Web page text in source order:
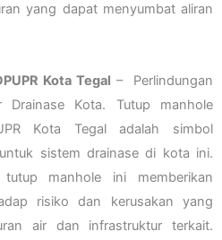
yang dapat menyumbat aliran
Kota Tegal – Perlindungan
Drainase Kota. Tutup manhole
Kota Tegal adalah simbol
sistem drainase di kota ini.
manhole ini memberikan
risiko dan kerusakan yang
air dan infrastruktur terkait.